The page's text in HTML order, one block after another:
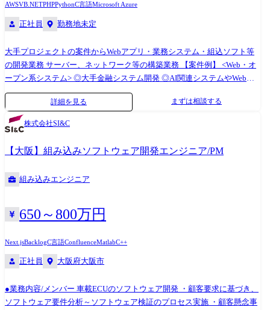
AWSVB.NETPHPPythonC言語Microsoft Azure
正社員 勤務地未定
大手プロジェクトの案件からWebアプリ・業務システム・組込ソフト等
の開発業務 サーバー、ネットワーク等の構築業務 【案件例】 <Web・オ
ープン系システム> ◎大手金融システム開発 ◎AI関連システムやWebア
プリの開発 ◎Androidアプリ、スマートフォン分野での各種開発 ◎ECサ
イト、ポータルサイトの開発 <業務系システム> ◎顧客管理システム開発
◎医療・福祉系システム開発 ◎顧客向けシステム開発・運用・保守 <組
込制御ソフトウェア開発> ◎車載系制御システム開発 ◎IoT画像処理制御
開発 <インフラ構築> ◎大手Sier社内情報基盤構築PJ(Windows Server) ◎大
手メーカー基幹システムクラウド構築(AWS,Azure,Google) ◎インフラ仮
想基盤構築(Citrix,Vmware) ◎基幹ネットワークの更改(設計、構築、導入
支援) (変更の範囲)会社の定める業務
詳細を見る まずは相談する
株式会社SI&C
【大阪】組み込みソフトウェア開発エンジニア/PM
組み込みエンジニア
650～800万円
Next.jsBacklogC言語ConfluenceMatlabC++
正社員 大阪府大阪市
●業務内容/メンバー 車載ECUのソフトウェア開発 ・顧客要求に基づき、
ソフトウェア要件分析～ソフトウェア検証のプロセス実施 ・顧客懸念事